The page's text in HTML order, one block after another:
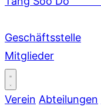
Geschäftsstelle
Mitglieder
Verein Abteilungen